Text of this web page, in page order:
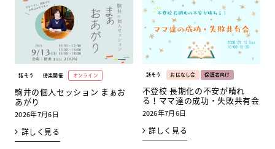
話そう 傍楽開催 オンライン
駒井の個人セッション まぁお
あがり
2026年7月6日
詳しく見る
話そう おはなし会 保護者向け
不登校 長期化の不安が晴れ
る！ママ達の成功・失敗共有会
2026年7月6日
詳しく見る